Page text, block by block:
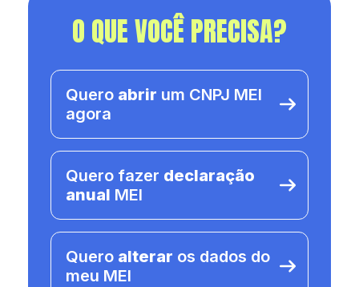
O QUE VOCÊ PRECISA?
Quero abrir um CNPJ MEI
agora
Quero fazer declaração
anual MEI
Quero alterar os dados do
meu MEI